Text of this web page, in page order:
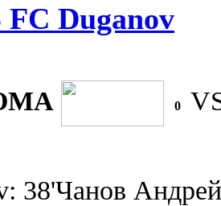
Duganov
0
38'Чанов Андрей